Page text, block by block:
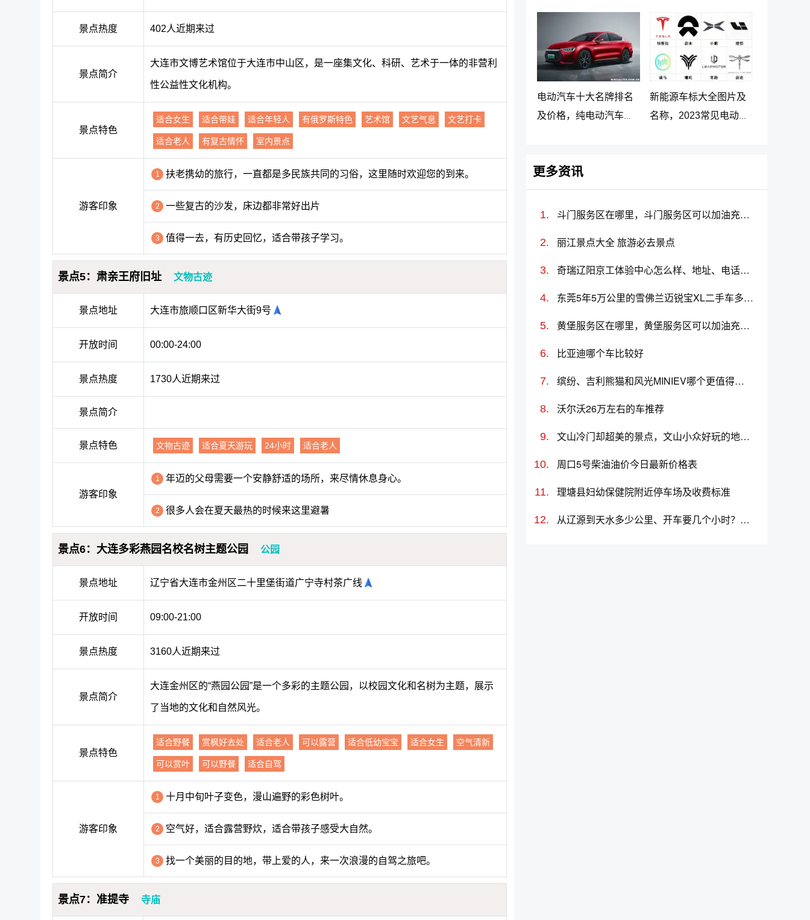
景点热度 402人近期来过
景点简介
大连市文博艺术馆位于大连市中山区，是一座集文化、科研、艺术于一体的非营利
性公益性文化机构。
景点特色
适合女生 适合带娃 适合年轻人 有俄罗斯特色 艺术馆 文艺气息 文艺打卡
适合老人 有复古情怀 室内景点
游客印象
1 扶老携幼的旅行，一直都是多民族共同的习俗，这里随时欢迎您的到来。
2 一些复古的沙发，床边都非常好出片
3 值得一去，有历史回忆，适合带孩子学习。
景点5：肃亲王府旧址 文物古迹
景点地址 大连市旅顺口区新华大街9号
开放时间 00:00-24:00
景点热度 1730人近期来过
景点简介
景点特色 文物古迹 适合夏天游玩 24小时 适合老人
游客印象
1 年迈的父母需要一个安静舒适的场所，来尽情休息身心。
2 很多人会在夏天最热的时候来这里避暑
景点6：大连多彩燕园名校名树主题公园 公园
景点地址 辽宁省大连市金州区二十里堡街道广宁寺村茶广线
开放时间 09:00-21:00
景点热度 3160人近期来过
景点简介
大连金州区的“燕园公园”是一个多彩的主题公园，以校园文化和名树为主题，展示
了当地的文化和自然风光。
景点特色
适合野餐 赏枫好去处 适合老人 可以露营 适合低幼宝宝 适合女生 空气清新
可以赏叶 可以野餐 适合自驾
游客印象
1 十月中旬叶子变色，漫山遍野的彩色树叶。
2 空气好，适合露营野炊，适合带孩子感受大自然。
3 找一个美丽的目的地，带上爱的人，来一次浪漫的自驾之旅吧。
景点7：准提寺 寺庙
车价格及落地价
电动汽车十大名牌排名
及价格，纯电动汽车排
新能源车标大全图片及
名称，2023常见电动汽
更多资讯
斗门服务区在哪里，斗门服务区可以加油充电吗？
丽江景点大全 旅游必去景点
奇瑞辽阳京工体验中心怎么样、地址、电话、上班时间查询
东莞5年5万公里的雪佛兰迈锐宝XL二手车多少钱
黄堡服务区在哪里，黄堡服务区可以加油充电吗？
比亚迪哪个车比较好
缤纷、吉利熊猫和风光MINIEV哪个更值得买？性价比、配置对比
沃尔沃26万左右的车推荐
文山冷门却超美的景点，文山小众好玩的地方、旅游景点推荐
周口5号柴油油价今日最新价格表
理塘县妇幼保健院附近停车场及收费标准
从辽源到天水多少公里、开车要几个小时？过路费、油费等